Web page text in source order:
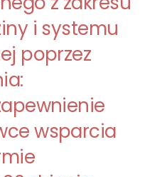
i systemu
poprzez
wsparcia